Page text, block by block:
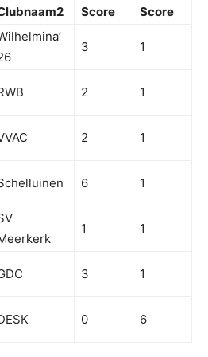
Score
Score
3 1
2 1
2 1
6 1
1 1
3 1
0 6